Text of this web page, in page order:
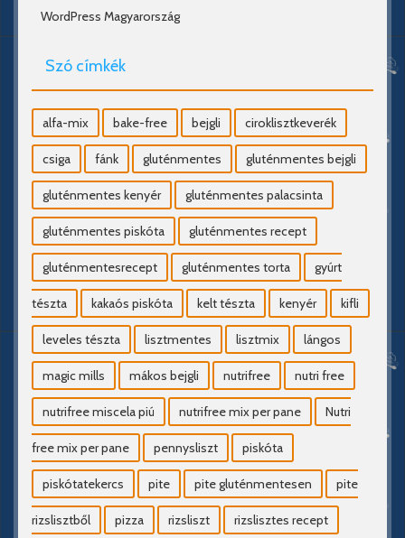
WordPress Magyarország
Szó címkék
alfa-mix bake-free bejgli ciroklisztkeverék
csiga fánk gluténmentes gluténmentes bejgli
gluténmentes kenyér gluténmentes palacsinta
gluténmentes piskóta gluténmentes recept
gluténmentesrecept gluténmentes torta gyúrt
tészta kakaós piskóta kelt tészta kenyér kifli
leveles tészta lisztmentes lisztmix lángos
magic mills mákos bejgli nutrifree nutri free
nutrifree miscela piú nutrifree mix per pane Nutri
free mix per pane pennysliszt piskóta
piskótatekercs pite pite gluténmentesen pite
rizslisztből pizza rizsliszt rizslisztes recept